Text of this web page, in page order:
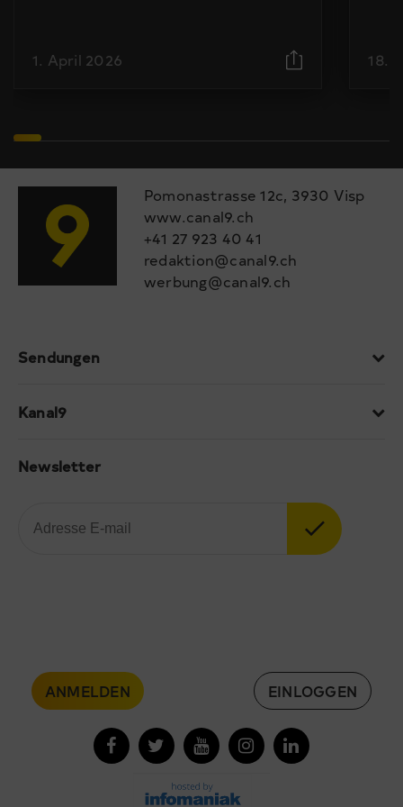
1. April 2026 18.
Pomonastrasse 12c, 3930 Visp
www.canal9.ch
+41 27 923 40 41
redaktion@canal9.ch
werbung@canal9.ch
Sendungen
Kanal9
Newsletter
ANMELDEN EINLOGGEN